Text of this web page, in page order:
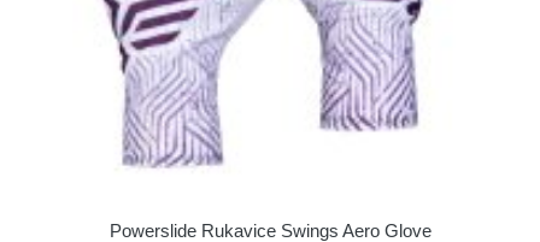
Powerslide Rukavice Swings Aero Glove